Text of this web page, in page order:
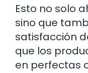
Esto no solo
sino que
satisfacción
que los
en perfectas